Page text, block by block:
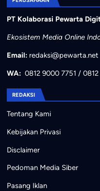
PT Kolaborasi Pewarta
Ekosistem Media Online
Email: redaksi@pewarta.net
WA: 0812 9000 7751 /
REDAKSI
Tentang Kami
Kebijakan Privasi
Disclaimer
Pedoman Media Siber
Pasang Iklan